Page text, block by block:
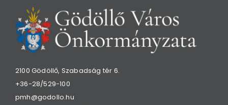
2100 Gödöllő, Szabadság tér 6.
+36-28/529-100
pmh@godollo.hu